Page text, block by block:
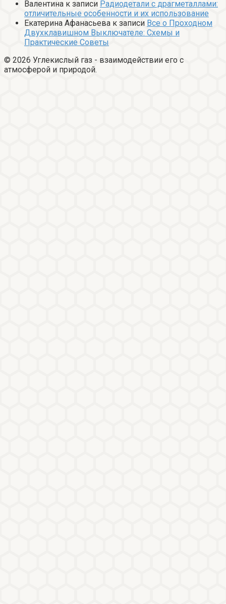
Валентина к записи Радиодетали с драгметаллами:
отличительные особенности и их использование
Екатерина Афанасьева к записи Все о Проходном
Двухклавишном Выключателе: Схемы и
Практические Советы
© 2026 Углекислый газ - взаимодействии его с
атмосферой и природой.